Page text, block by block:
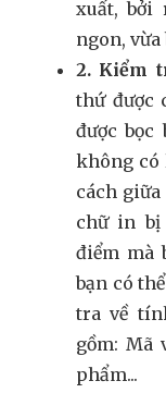
xuất, bởi
ngon, vừa
2. Kiểm
thứ được
được bọc
không có
cách
chữ in bị
điểm mà
bạn có
tra về
gồm: Mã
phẩm...